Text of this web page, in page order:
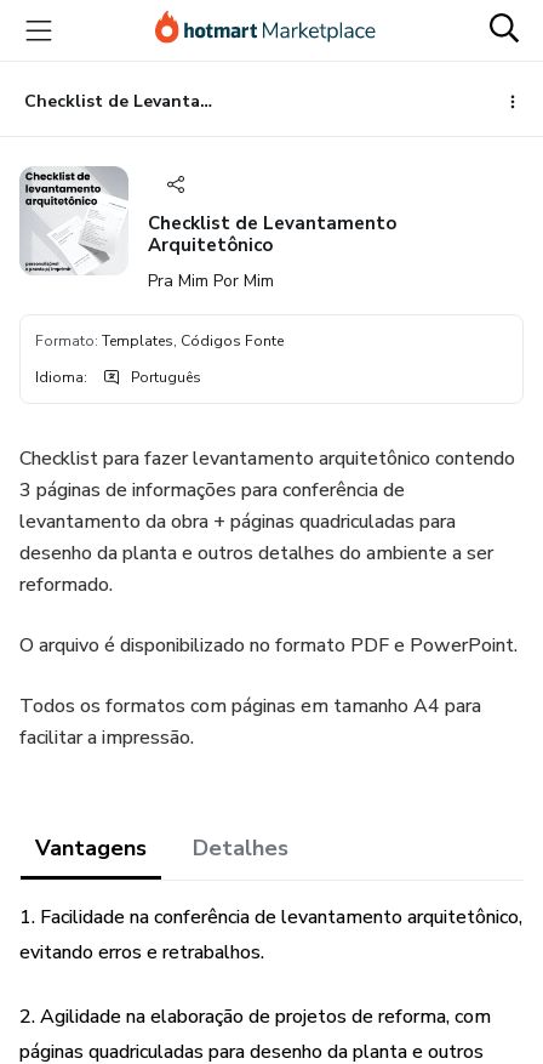
para
conteúdo
principal
para
pagamento
para
rodapé
Checklist de Levantamento Arquitetônico
Checklist de Levantamento
Arquitetônico
Pra Mim Por Mim
Formato: Templates, Códigos Fonte
Idioma: Português
Checklist para fazer levantamento arquitetônico contendo
3 páginas de informações para conferência de
levantamento da obra + páginas quadriculadas para
desenho da planta e outros detalhes do ambiente a ser
reformado.
O arquivo é disponibilizado no formato PDF e PowerPoint.
Todos os formatos com páginas em tamanho A4 para
facilitar a impressão.
Vantagens Detalhes
1. Facilidade na conferência de levantamento arquitetônico,
evitando erros e retrabalhos.
2. Agilidade na elaboração de projetos de reforma, com
páginas quadriculadas para desenho da planta e outros